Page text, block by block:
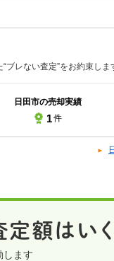
レない査定”をお約束しま
日田市の売却実績
1件
します